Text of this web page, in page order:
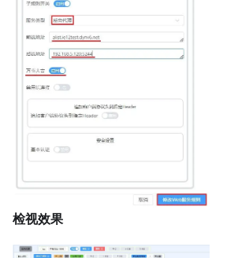
检视效果